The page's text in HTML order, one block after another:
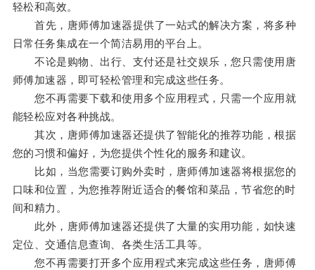
轻松和高效。
首先，唐师傅加速器提供了一站式的解决方案，将多种
日常任务集成在一个简洁易用的平台上。
不论是购物、出行、支付还是社交娱乐，您只需使用唐
师傅加速器，即可轻松管理和完成这些任务。
您不再需要下载和使用多个应用程式，只需一个应用就
能轻松应对各种挑战。
其次，唐师傅加速器还提供了智能化的推荐功能，根据
您的习惯和偏好，为您提供个性化的服务和建议。
比如，当您需要订购外卖时，唐师傅加速器将根据您的
口味和位置，为您推荐附近适合的餐馆和菜品，节省您的时
间和精力。
此外，唐师傅加速器还提供了大量的实用功能，如快速
定位、交通信息查询、各类生活工具等。
您不再需要打开多个应用程式来完成这些任务，唐师傅